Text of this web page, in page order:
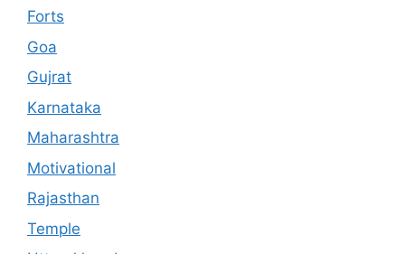
Forts
Goa
Gujrat
Karnataka
Maharashtra
Motivational
Rajasthan
Temple